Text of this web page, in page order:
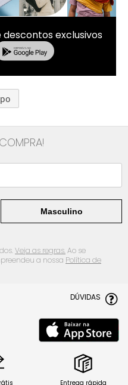
exclusivos
Masculino
Veja as regras.Ao se
a nossa Política de
DÚVIDAS
Entrega rápida